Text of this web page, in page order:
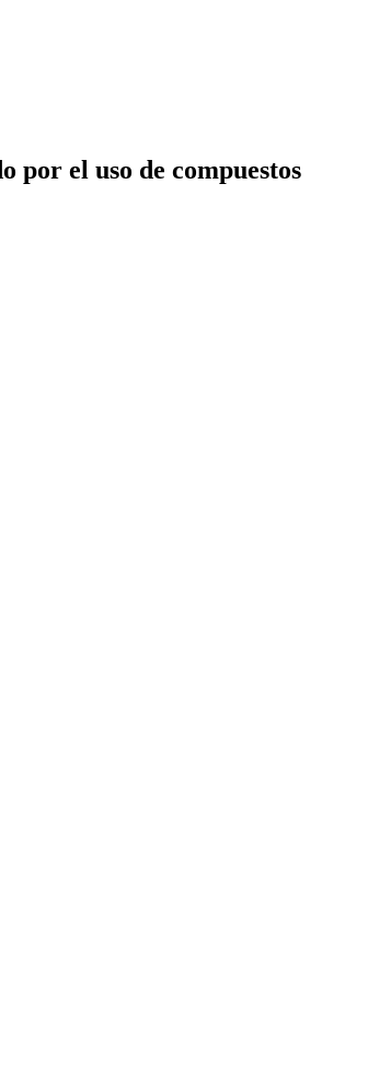
por el uso de compuestos